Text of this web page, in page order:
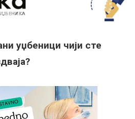
уџбеници чији сте